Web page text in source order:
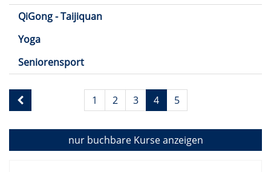
QiGong - Taijiquan
Yoga
Seniorensport
Seite
4
1 2 3 4 5
nur buchbareKurse anzeigen